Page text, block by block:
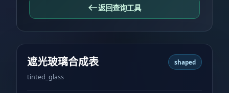
返回查询工具
遮光玻璃合成表
tinted_glass
shaped